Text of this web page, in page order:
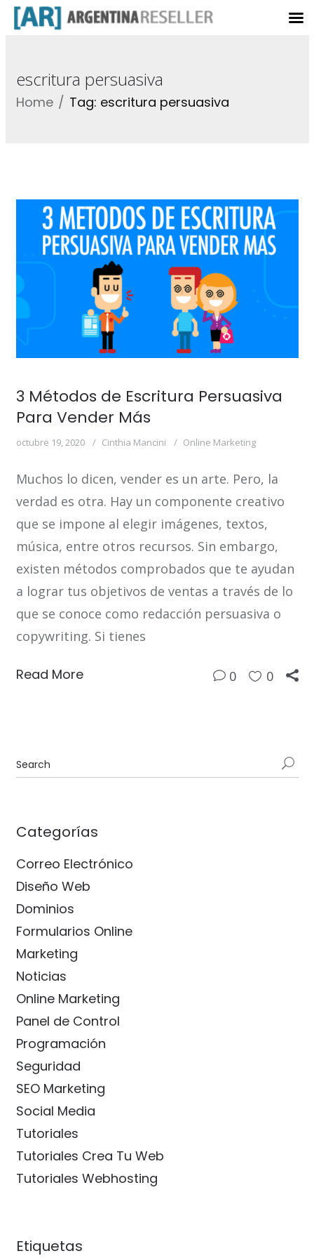
escritura persuasiva
Home Tag: escritura persuasiva
3 Métodos de Escritura Persuasiva
Para Vender Más
octubre 19, 2020 Cinthia Mancini Online Marketing
Muchos lo dicen, vender es un arte. Pero, la
verdad es otra. Hay un componente creativo
que se impone al elegir imágenes, textos,
música, entre otros recursos. Sin embargo,
existen métodos comprobados que te ayudan
a lograr tus objetivos de ventas a través de lo
que se conoce como redacción persuasiva o
copywriting. Si tienes
Read More 0 0
Categorías
Correo Electrónico
Diseño Web
Dominios
Formularios Online
Marketing
Noticias
Online Marketing
Panel de Control
Programación
Seguridad
SEO Marketing
Social Media
Tutoriales
Tutoriales Crea Tu Web
Tutoriales Webhosting
Etiquetas